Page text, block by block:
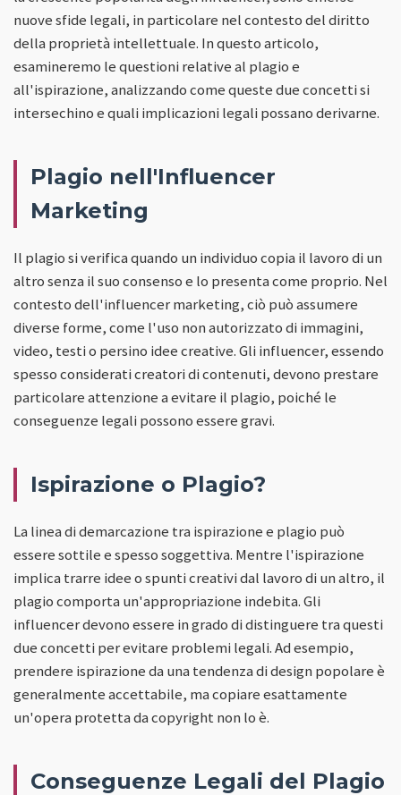
nuove sfide legali, in particolare nel contesto del diritto
della proprietà intellettuale. In questo articolo,
esamineremo le questioni relative al plagio e
all'ispirazione, analizzando come queste due concetti si
intersechino e quali implicazioni legali possano derivarne.
Plagio nell'Influencer
Marketing
Il plagio si verifica quando un individuo copia il lavoro di un
altro senza il suo consenso e lo presenta come proprio. Nel
contesto dell'influencer marketing, ciò può assumere
diverse forme, come l'uso non autorizzato di immagini,
video, testi o persino idee creative. Gli influencer, essendo
spesso considerati creatori di contenuti, devono prestare
particolare attenzione a evitare il plagio, poiché le
conseguenze legali possono essere gravi.
Ispirazione o Plagio?
La linea di demarcazione tra ispirazione e plagio può
essere sottile e spesso soggettiva. Mentre l'ispirazione
implica trarre idee o spunti creativi dal lavoro di un altro, il
plagio comporta un'appropriazione indebita. Gli
influencer devono essere in grado di distinguere tra questi
due concetti per evitare problemi legali. Ad esempio,
prendere ispirazione da una tendenza di design popolare è
generalmente accettabile, ma copiare esattamente
un'opera protetta da copyright non lo è.
Conseguenze Legali del Plagio